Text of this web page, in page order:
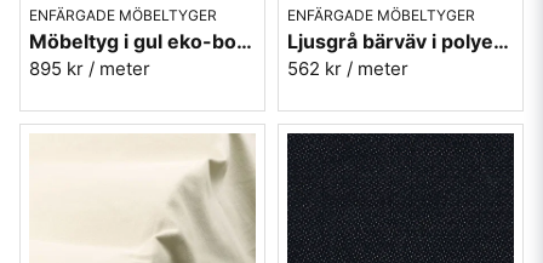
ENFÄRGADE MÖBELTYGER
Möbeltyg i gul eko-bomull - Doris nr.10 Berghem
895 kr / meter
ENFÄRGADE MÖBELTYGER
Ljusgrå bärväv i polyester - Plain nr.90
562 kr / meter